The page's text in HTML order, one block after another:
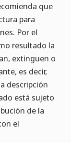
que
para
Por el
resultado la
extinguen o
es decir,
descripción
está sujeto
de la
el